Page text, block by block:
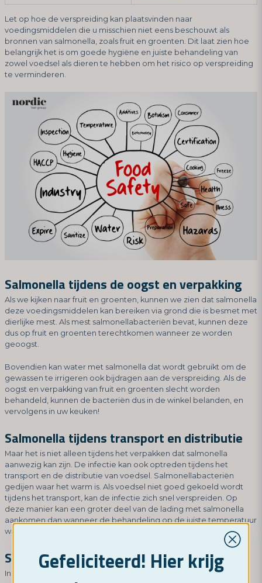
Let op hoe de verspreiding kan plaatsvinden naar
voedingsmiddelen die u misschien niet eens beschouwt als
bronnen van salmonella, zoals fruit en groenten. Dit laat zien hoe
belangrijk het is om goede hygiëne en juiste behandeling van
zowel voedsel als dieren te hebben om het risico op verspreiding
te verminderen.
Salmonella tijdens de oogst en verpakking
Als we kijken naar fruit en groenten, kunnen we zien dat salmonella
deze voedingsmiddelen kan bereiken via grond die is besmet met
dierlijke mest. Als mest salmonellabacteriën bevat, kunnen deze
dus op fruit en groenten terechtkomen wanneer ze worden
geoogst.
Bovendien kan water met salmonella dat wordt gebruikt om de
gewassen te irrigeren ook bijdragen aan de verspreiding. Als de
oogst en verpakking van fruit en groenten slecht worden
behandeld, kunnen de bacteriën dus in de winkel belanden, en
vervolgens in uw keuken!
Salmonella tijdens transport en distributie
Maar het is niet alleen tijdens het verpakken dat salmonella
aanwezig kan zijn. De infectie kan ook optreden tijdens het
transport en de distributie van voedsel. Salmonellabacteriën
gedijen waar het warm is. Als voedsel niet goed gekoeld wordt
tijdens het transport, kan de infectie zich snel verspreiden. Op
deze manier kan een groter deel van de lading met salmonella
aankomen dan wanneer de behandeling op de juiste temperatuur
was geweest.
Salmonella in de winkel en in de keuken
In een winkel kan salmonella worden overgedragen tussen
Gefeliciteerd! Hier krijg